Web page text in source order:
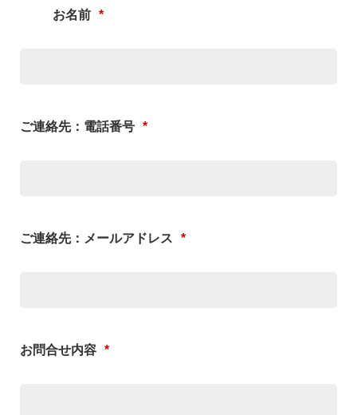
お名前 *
ご連絡先：電話番号 *
ご連絡先：メールアドレス *
お問合せ内容 *